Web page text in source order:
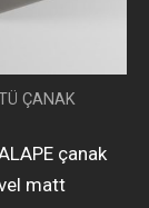
ÇANAK
çanak
matt